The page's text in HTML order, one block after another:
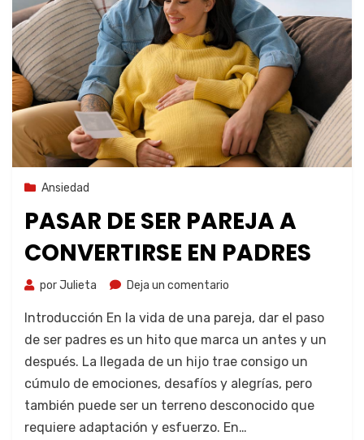
25 de septiembre de 2023
Ansiedad
PASAR DE SER PAREJA A
CONVERTIRSE EN PADRES
porJulieta Deja un comentario
Introducción En la vida de una pareja, dar el paso
de ser padres es un hito que marca un antes y un
después. La llegada de un hijo trae consigo un
cúmulo de emociones, desafíos y alegrías, pero
también puede ser un terreno desconocido que
requiere adaptación y esfuerzo. En…